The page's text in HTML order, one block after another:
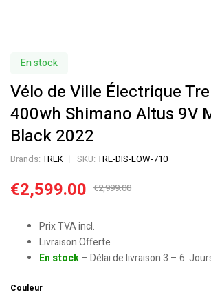
En stock
Vélo de Ville Électrique
400wh Shimano Altus 9V
Black 2022
Brands:TREK SKU:TRE-DIS-LOW-710
€2,999.00
€2,599.00
Prix TVA incl.
Livraison Offerte
En stock– Délai de livraison 3 – 6
Couleur